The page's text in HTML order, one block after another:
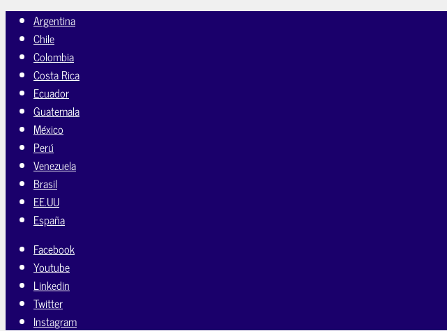
Argentina
Chile
Colombia
Costa Rica
Ecuador
Guatemala
México
Perú
Venezuela
Brasil
EE.UU
España
Facebook
Youtube
Linkedin
Twitter
Instagram